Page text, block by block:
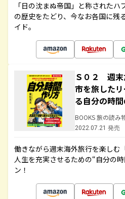
「日の沈まぬ帝国」と称された
の歴史をたどり、今なお各国に残
イド。
Ｓ０２ 週末
市を旅した
る自分の時
BOOKS 旅の読み
2022.07.21 発売
働きながら週末海外旅行を楽しむ
人生を充実させるための“自分の
ン！